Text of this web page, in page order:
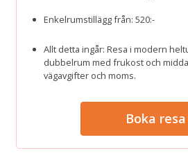
Enkelrumstillägg från: 520:-
Allt detta ingår: Resa i modern
dubbelrum med frukost och
vägavgifter och moms.
Boka resa